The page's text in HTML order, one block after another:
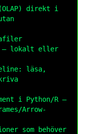
direkt i
– lokalt eller
läsa,
i Python/R –
Arrow-
som behöver